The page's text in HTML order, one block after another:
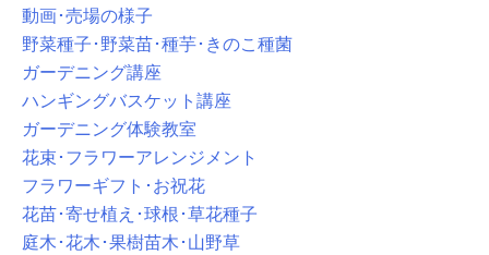
動画･売場の様子
野菜種子･野菜苗･種芋･きのこ種菌
ガーデニング講座
ハンギングバスケット講座
ガーデニング体験教室
花束･フラワーアレンジメント
フラワーギフト･お祝花
花苗･寄せ植え･球根･草花種子
庭木･花木･果樹苗木･山野草